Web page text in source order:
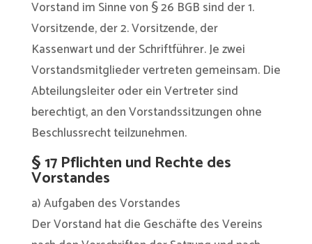
Vorstand im Sinne von § 26 BGB sind der 1.
Vorsitzende, der 2. Vorsitzende, der
Kassenwart und der Schriftführer. Je zwei
Vorstandsmitglieder vertreten gemeinsam. Die
Abteilungsleiter oder ein Vertreter sind
berechtigt, an den Vorstandssitzungen ohne
Beschlussrecht teilzunehmen.
§ 17 Pflichten und Rechte des
Vorstandes
a) Aufgaben des Vorstandes
Der Vorstand hat die Geschäfte des Vereins